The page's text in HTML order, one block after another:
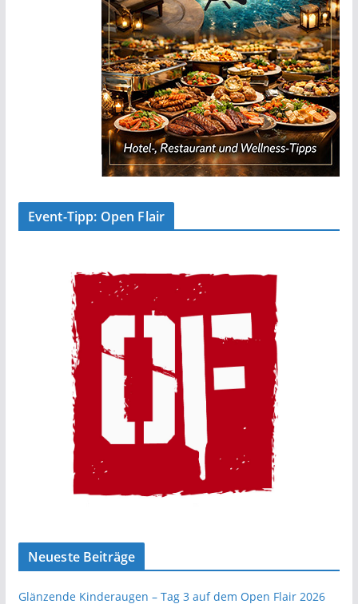
Event-Tipp: Open Flair
Neueste Beiträge
Glänzende Kinderaugen – Tag 3 auf dem Open Flair 2026